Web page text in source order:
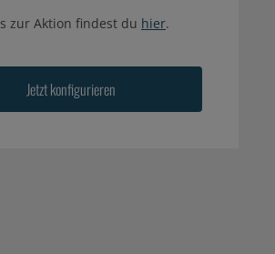
zur Aktion findest du hier.
Jetzt konfigurieren